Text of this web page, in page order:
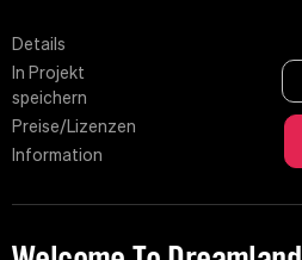
Details
In Projekt
speichern
Preise/Lizenzen
Information